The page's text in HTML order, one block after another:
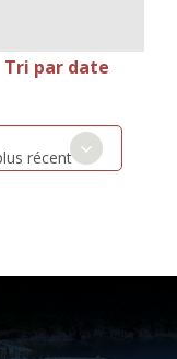
Tri par date
récent